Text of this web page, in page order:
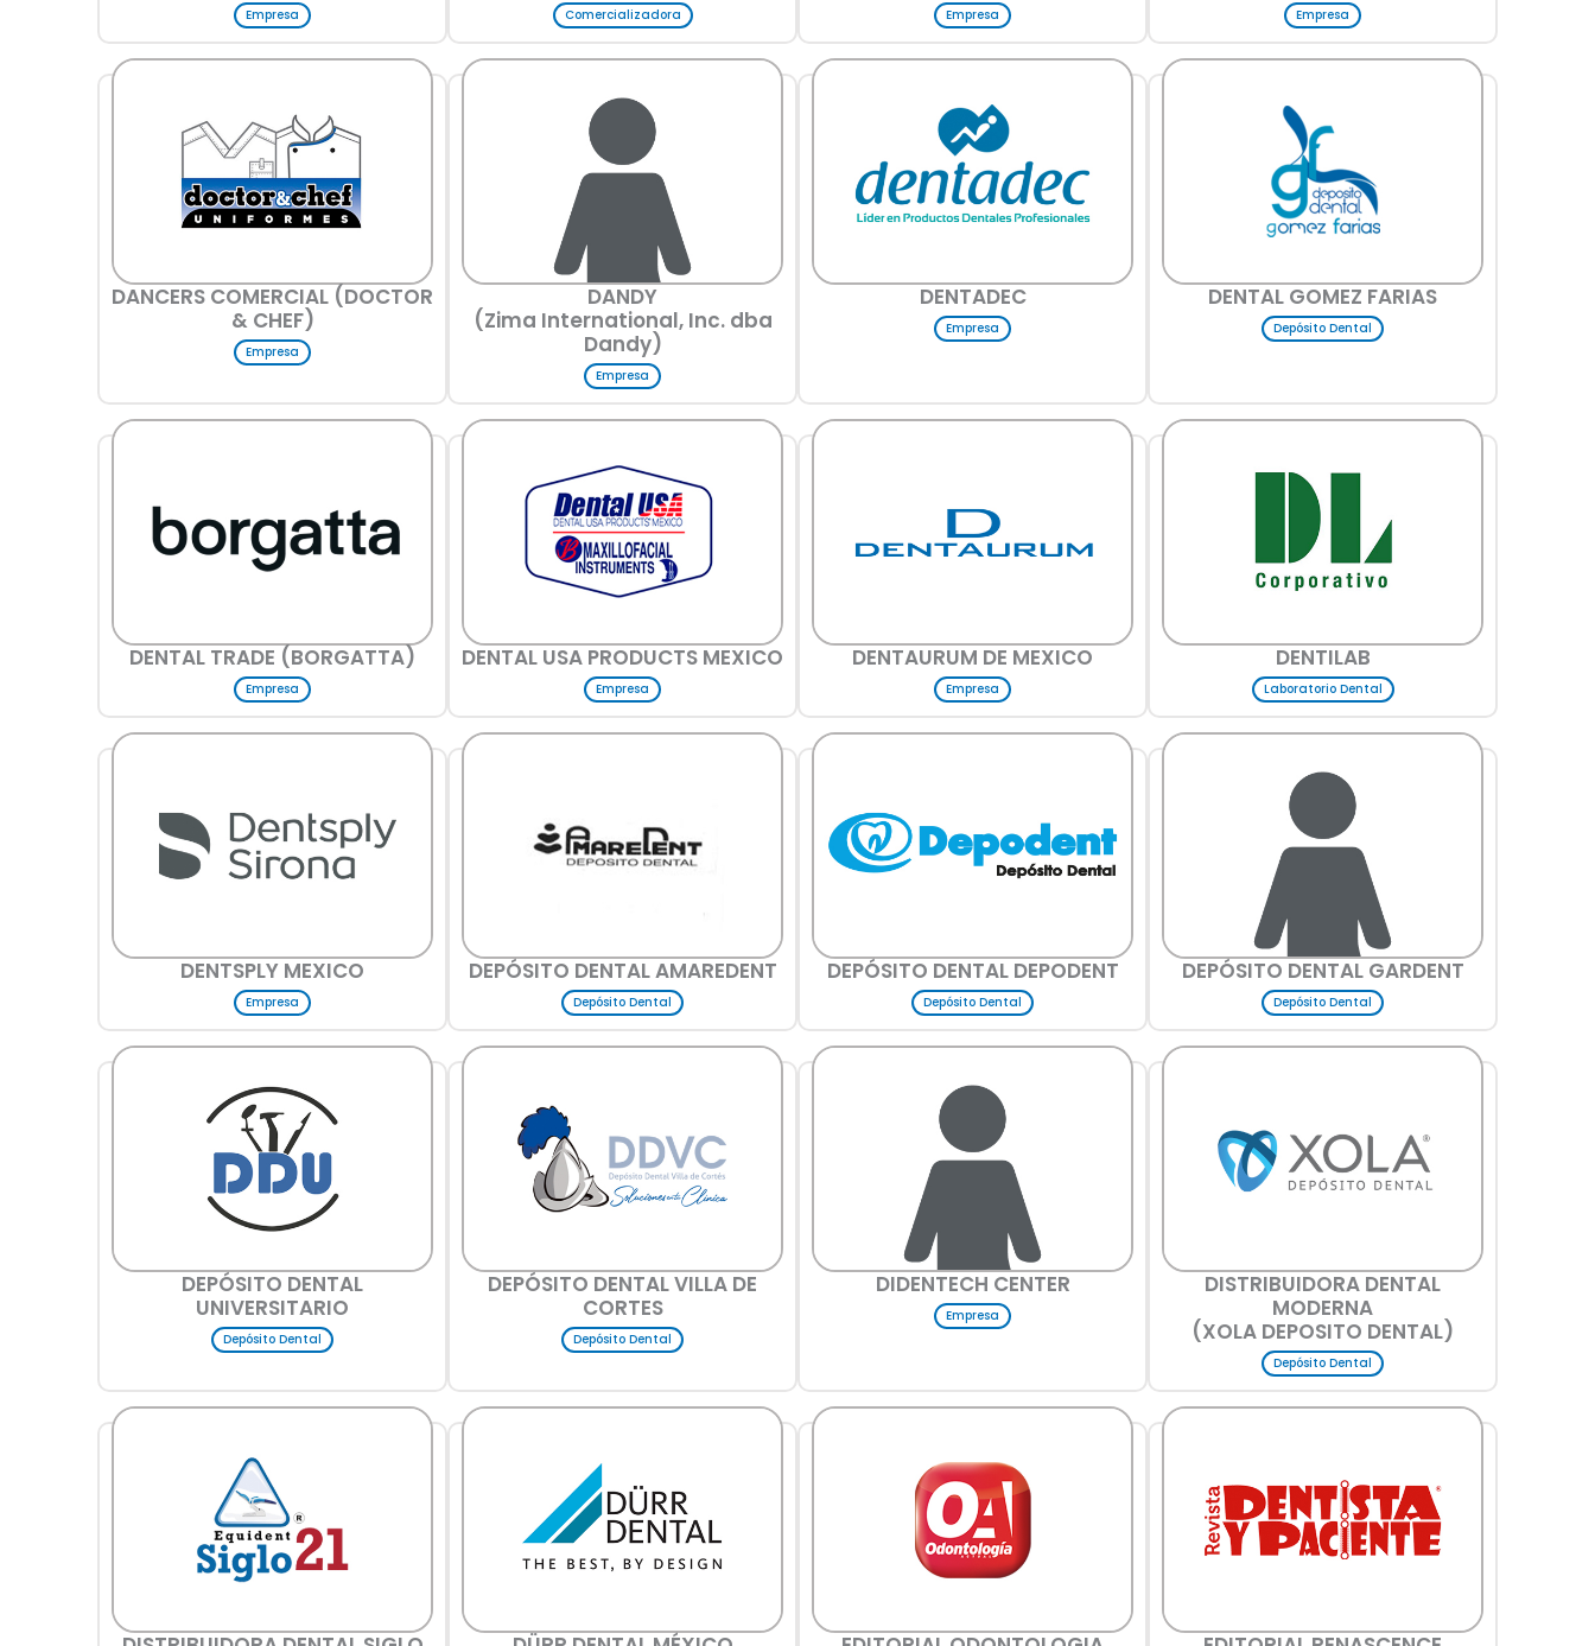
Empresa Comercializadora Empresa Empresa
DANCERS COMERCIAL (DOCTOR
& CHEF)
Empresa
DANDY
(Zima International, Inc. dba
Dandy)
Empresa
DENTADEC
Empresa
DENTAL GOMEZ FARIAS
Depósito Dental
DENTAL TRADE (BORGATTA)
Empresa
DENTAL USA PRODUCTS MEXICO
Empresa
DENTAURUM DE MEXICO
Empresa
DENTILAB
Laboratorio Dental
DENTSPLY MEXICO
Empresa
DEPÓSITO DENTAL AMAREDENT
Depósito Dental
DEPÓSITO DENTAL DEPODENT
Depósito Dental
DEPÓSITO DENTAL GARDENT
Depósito Dental
DEPÓSITO DENTAL
UNIVERSITARIO
Depósito Dental
DEPÓSITO DENTAL VILLA DE
CORTES
Depósito Dental
DIDENTECH CENTER
Empresa
DISTRIBUIDORA DENTAL
MODERNA
(XOLA DEPOSITO DENTAL)
Depósito Dental